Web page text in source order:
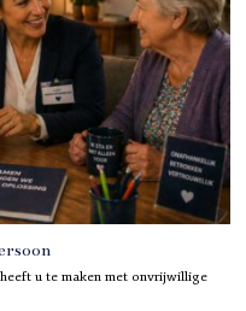
u te maken met onvrijwillige